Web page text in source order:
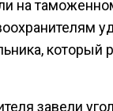
на
который
завели